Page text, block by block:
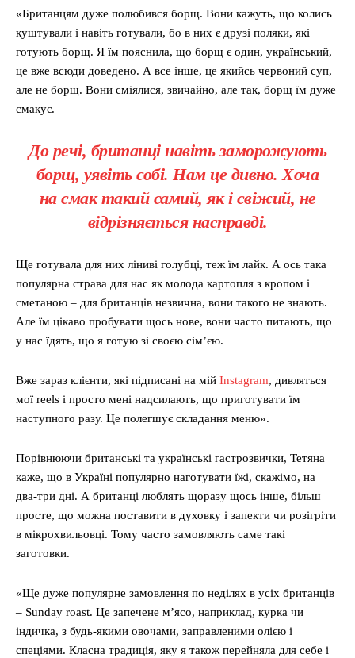
«Британцям дуже полюбився борщ. Вони кажуть, що колись
куштували і навіть готували, бо в них є друзі поляки, які
готують борщ. Я їм пояснила, що борщ є один, український,
це вже всюди доведено. А все інше, це якийсь червоний суп,
але не борщ. Вони сміялися, звичайно, але так, борщ їм дуже
смакує.
До речі, британці навіть заморожують
борщ, уявіть собі. Нам це дивно. Хоча
на смак такий самий, як і свіжий, не
відрізняється насправді.
Ще готувала для них ліниві голубці, теж їм лайк. А ось така
популярна страва для нас як молода картопля з кропом і
сметаною – для британців незвична, вони такого не знають.
Але їм цікаво пробувати щось нове, вони часто питають, що
у нас їдять, що я готую зі своєю сім’єю.
Вже зараз клієнти, які підписані на мій Instagram, дивляться
мої reels і просто мені надсилають, що приготувати їм
наступного разу. Це полегшує складання меню».
Порівнюючи британські та українські гастрозвички, Тетяна
каже, що в Україні популярно наготувати їжі, скажімо, на
два-три дні. А британці люблять щоразу щось інше, більш
просте, що можна поставити в духовку і запекти чи розігріти
в мікрохвильовці. Тому часто замовляють саме такі
заготовки.
«Ще дуже популярне замовлення по неділях в усіх британців
– Sunday roast. Це запечене м’ясо, наприклад, курка чи
індичка, з будь-якими овочами, заправленими олією і
спеціями. Класна традиція, яку я також перейняла для себе і